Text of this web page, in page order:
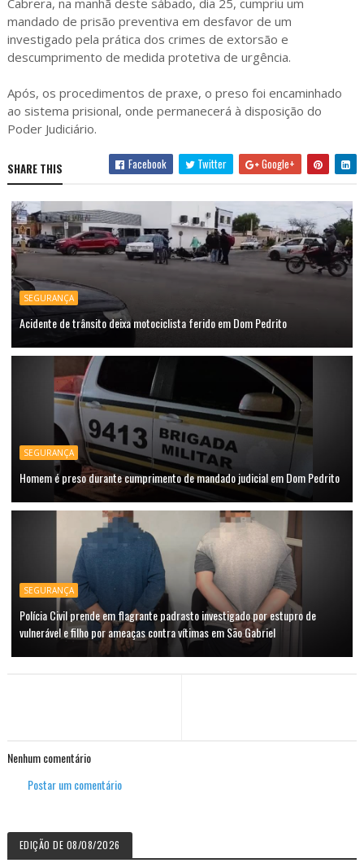
Cabrera, na manhã deste sábado, dia 25, cumpriu um
mandado de prisão preventiva em desfavor de um
investigado pela prática dos crimes de extorsão e
descumprimento de medida protetiva de urgência.
Após, os procedimentos de praxe, o preso foi encaminhado
ao sistema prisional, onde permanecerá à disposição do
Poder Judiciário.
SHARE THIS Facebook Twitter Google+
SEGURANÇA
Acidente de trânsito deixa motociclista ferido em Dom Pedrito
SEGURANÇA
Homem é preso durante cumprimento de mandado judicial em Dom Pedrito
SEGURANÇA
Polícia Civil prende em flagrante padrasto investigado por estupro de
vulnerável e filho por ameaças contra vítimas em São Gabriel
Nenhum comentário
Postar um comentário
EDIÇÃO DE 08/08/2026